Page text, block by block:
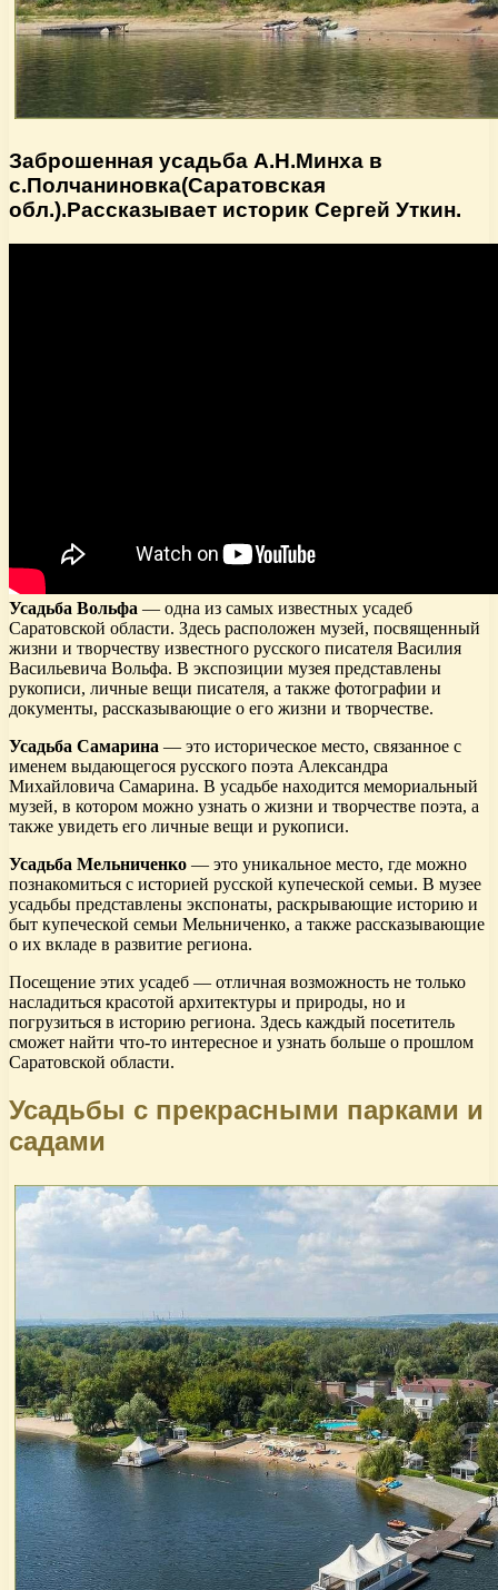
Заброшенная усадьба А.Н.Минха в
с.Полчаниновка(Саратовская
обл.).Рассказывает историк Сергей Уткин.
Усадьба Вольфа — одна из самых известных усадеб
Саратовской области. Здесь расположен музей, посвященный
жизни и творчеству известного русского писателя Василия
Васильевича Вольфа. В экспозиции музея представлены
рукописи, личные вещи писателя, а также фотографии и
документы, рассказывающие о его жизни и творчестве.
Усадьба Самарина — это историческое место, связанное с
именем выдающегося русского поэта Александра
Михайловича Самарина. В усадьбе находится мемориальный
музей, в котором можно узнать о жизни и творчестве поэта, а
также увидеть его личные вещи и рукописи.
Усадьба Мельниченко — это уникальное место, где можно
познакомиться с историей русской купеческой семьи. В музее
усадьбы представлены экспонаты, раскрывающие историю и
быт купеческой семьи Мельниченко, а также рассказывающие
о их вкладе в развитие региона.
Посещение этих усадеб — отличная возможность не только
насладиться красотой архитектуры и природы, но и
погрузиться в историю региона. Здесь каждый посетитель
сможет найти что-то интересное и узнать больше о прошлом
Саратовской области.
Усадьбы с прекрасными парками и
садами